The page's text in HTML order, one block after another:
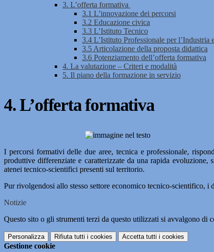
3. L’offerta formativa
3.1 L’innovazione dei percorsi
3.2 Educazione civica
3.3 L’Istituto Tecnico
3.4 L’Istituto Professionale per
3.5 Articolazione della proposta didattica
3.6 Potenziamento dell’offerta formativa
4. La valutazione – Criteri e modalità
5. Il piano della formazione in servizio
4. L’offerta formativa
I percorsi formativi delle due aree, tecnica e professionale,
produttive differenziate e caratterizzate da una rapida
atenei tecnico-scientifici presenti sul territorio.
Pur rivolgendosi allo stesso settore economico tecnico-scientifico,
Notizie
Questo sito o gli strumenti terzi da questo utilizzati si avvalgono di
Personalizza Rifiuta tutti i cookies Accetta tutti i cookies
Gestione cookie